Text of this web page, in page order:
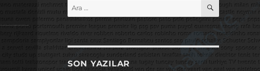
Ara:
SON YAZILAR